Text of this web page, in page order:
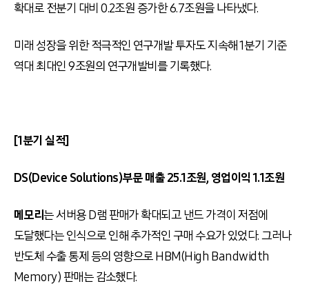
확대로 전분기 대비 0.2조원 증가한 6.7조원을 나타냈다.
미래 성장을 위한 적극적인 연구개발 투자도 지속해 1분기 기준
역대 최대인 9조원의 연구개발비를 기록했다.
[1분기 실적]
DS(Device Solutions)부문 매출 25.1조원, 영업이익 1.1조원
메모리는 서버용 D램 판매가 확대되고 낸드 가격이 저점에
도달했다는 인식으로 인해 추가적인 구매 수요가 있었다. 그러나
반도체 수출 통제 등의 영향으로 HBM(High Bandwidth
Memory) 판매는 감소했다.